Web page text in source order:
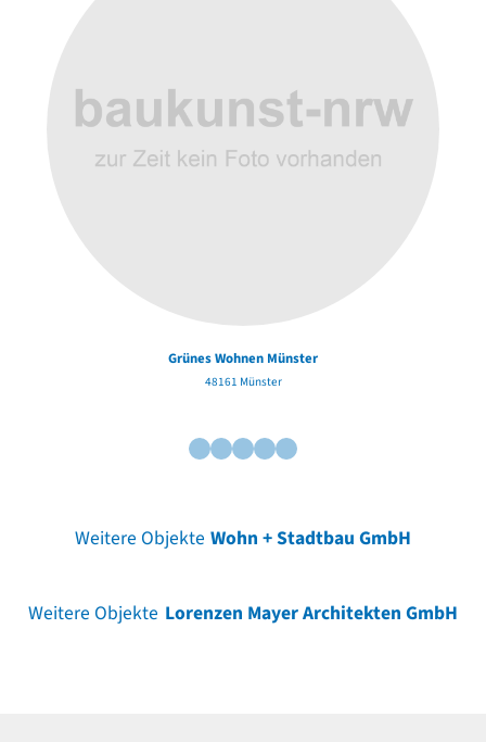
Grünes Wohnen Münster
48161 Münster
Weitere Objekte Wohn + Stadtbau GmbH
Weitere Objekte Lorenzen Mayer Architekten GmbH